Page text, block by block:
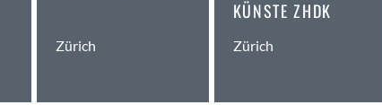
AndelfingenZürich
KÜNSTE ZHDK
Zürich